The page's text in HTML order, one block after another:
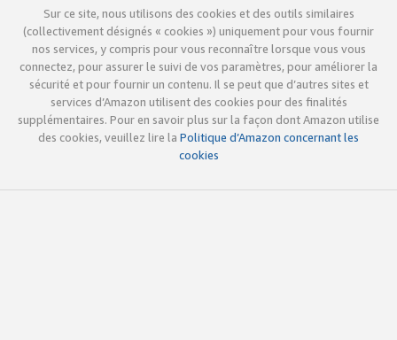
Sur ce site, nous utilisons des cookies et des outils similaires
(collectivement désignés « cookies ») uniquement pour vous fournir
nos services, y compris pour vous reconnaître lorsque vous vous
connectez, pour assurer le suivi de vos paramètres, pour améliorer la
sécurité et pour fournir un contenu. Il se peut que d’autres sites et
services d’Amazon utilisent des cookies pour des finalités
supplémentaires. Pour en savoir plus sur la façon dont Amazon utilise
des cookies, veuillez lire la Politique d’Amazon concernant les
cookies